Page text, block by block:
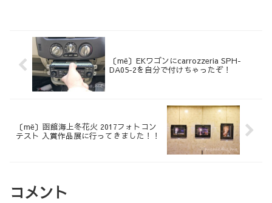
〔më〕EKワゴンにcarrozzeria SPH-
DA05-2を自分で付けちゃったぞ！
〔më〕函館海上冬花火 2017フォトコン
テスト 入賞作品展に行ってきました！！
コメント